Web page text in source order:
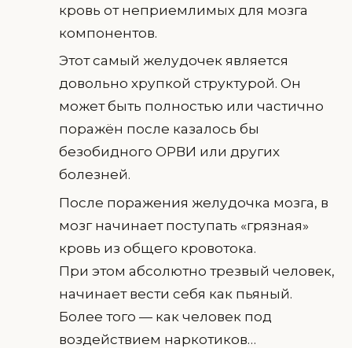
кровь от неприемлимых для мозга
компонентов.
Этот самый желудочек является
довольно хрупкой структурой. Он
может быть полностью или частично
поражён после казалось бы
безобидного ОРВИ или других
болезней.
После поражения желудочка мозга, в
мозг начинает поступать «грязная»
кровь из общего кровотока.
При этом абсолютно трезвый человек,
начинает вести себя как пьяный.
Более того — как человек под
воздействием наркотиков…